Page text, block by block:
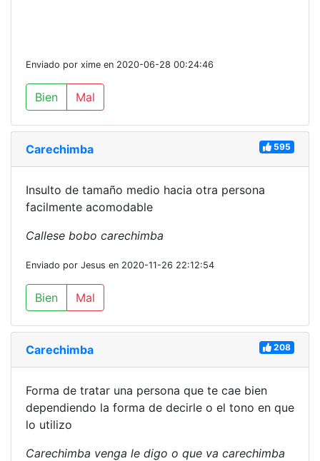
Enviado por xime en 2020-06-28 00:24:46
Bien Mal
Carechimba 595
Insulto de tamaño medio hacia otra persona
facilmente acomodable
Callese bobo carechimba
Enviado por Jesus en 2020-11-26 22:12:54
Bien Mal
Carechimba 208
Forma de tratar una persona que te cae bien
dependiendo la forma de decirle o el tono en que
lo utilizo
Carechimba venga le digo o que va carechimba